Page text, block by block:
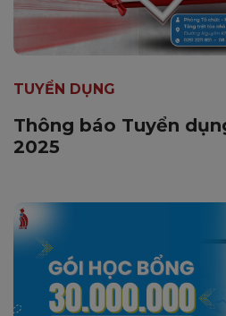
TUYỂN DỤNG
Thông báo Tuyển
2025